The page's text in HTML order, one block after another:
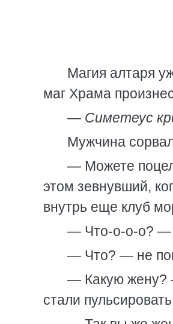
Магия алтаря
маг Храма
— Симетеус
Мужчина
— Можете
этом зевнувший,
внутрь еще клуб
— Что-о-о-о? —
— Что? — не
— Какую жену?
стали